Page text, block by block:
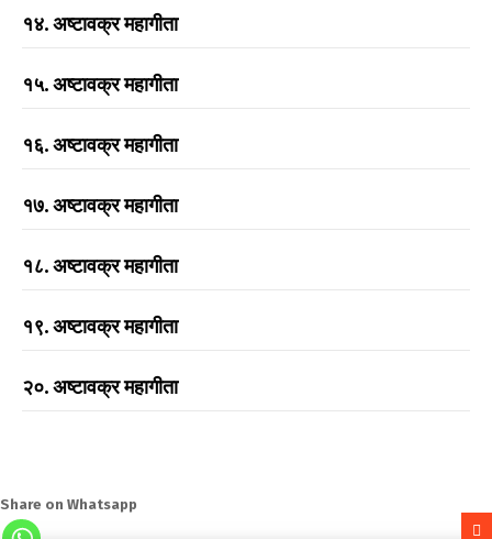
१४. अष्टावक्र महागीता
१५. अष्टावक्र महागीता
१६. अष्टावक्र महागीता
१७. अष्टावक्र महागीता
१८. अष्टावक्र महागीता
१९. अष्टावक्र महागीता
२०. अष्टावक्र महागीता
Share on Whatsapp